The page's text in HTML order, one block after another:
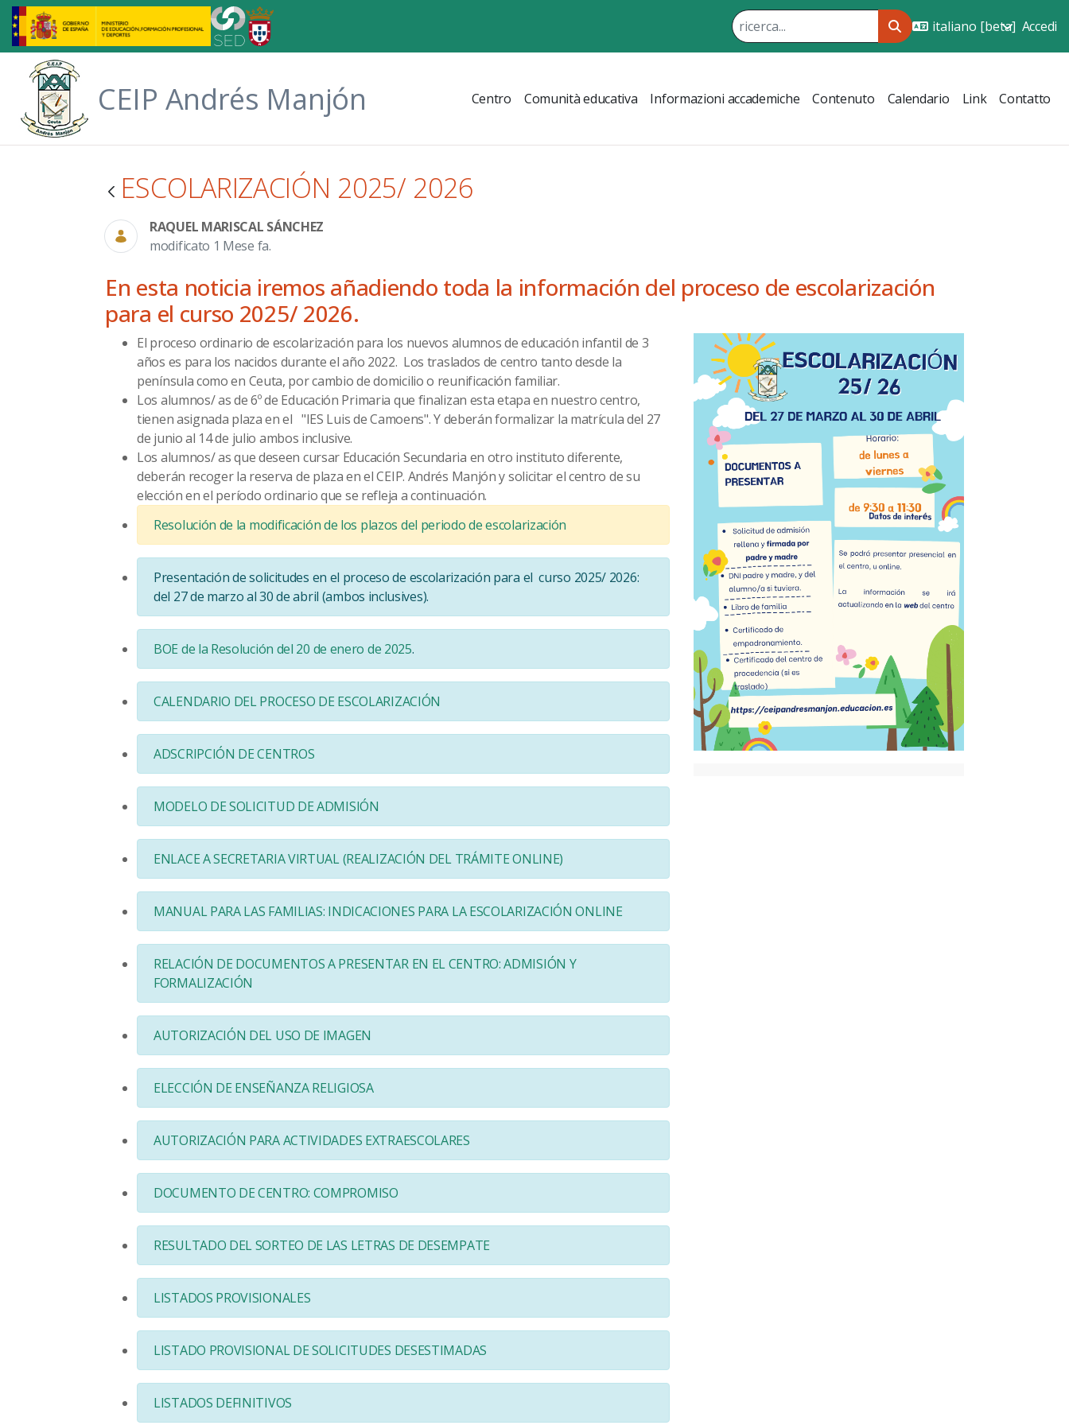
Skip to Main Content
Accedi
CEIP Andrés Manjón Centro Comunità educativa Informazioni accademiche Contenuto Calendario Link Contatto
ESCOLARIZACIÓN 2025/ 2026
RAQUEL MARISCAL SÁNCHEZ
modificato 1 Mese fa.
En esta noticia iremos añadiendo toda la información del proceso de escolarización
para el curso 2025/ 2026.
El proceso ordinario de escolarización para los nuevos alumnos de educación infantil de 3
años es para los nacidos durante el año 2022. Los traslados de centro tanto desde la
península como en Ceuta, por cambio de domicilio o reunificación familiar.
Los alumnos/ as de 6º de Educación Primaria que finalizan esta etapa en nuestro centro,
tienen asignada plaza en el "IES Luis de Camoens". Y deberán formalizar la matrículadel 27
de junio al 14 de julio ambos inclusive.
Los alumnos/ as que deseen cursar Educación Secundaria en otro instituto diferente,
deberán recoger la reserva de plaza en el CEIP. Andrés Manjón y solicitar el centro de su
elección en el período ordinario que se refleja a continuación.
Resolución de la modificación de los plazos del periodo de escolarización
Presentación de solicitudes en el proceso de escolarización para el curso 2025/ 2026:
del 27 de marzo al 30 de abril (ambos inclusives).
BOE de la Resolución del 20 de enero de 2025.
CALENDARIO DEL PROCESO DE ESCOLARIZACIÓN
ADSCRIPCIÓN DE CENTROS
MODELO DE SOLICITUD DE ADMISIÓN
ENLACE A SECRETARIA VIRTUAL (REALIZACIÓN DEL TRÁMITE ONLINE)
MANUAL PARA LAS FAMILIAS: INDICACIONES PARA LA ESCOLARIZACIÓN ONLINE
RELACIÓN DE DOCUMENTOS A PRESENTAR EN EL CENTRO: ADMISIÓN Y
FORMALIZACIÓN
AUTORIZACIÓN DEL USO DE IMAGEN
ELECCIÓN DE ENSEÑANZA RELIGIOSA
AUTORIZACIÓN PARA ACTIVIDADES EXTRAESCOLARES
DOCUMENTO DE CENTRO: COMPROMISO
RESULTADO DEL SORTEO DE LAS LETRAS DE DESEMPATE
LISTADOS PROVISIONALES
LISTADO PROVISIONAL DE SOLICITUDES DESESTIMADAS
LISTADOS DEFINITIVOS